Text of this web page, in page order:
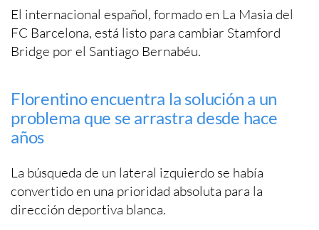
El internacional español, formado en La Masia del
FC Barcelona, está listo para cambiar Stamford
Bridge por el Santiago Bernabéu.
Florentino encuentra la solución a un
problema que se arrastra desde hace
años
La búsqueda de un lateral izquierdo se había
convertido en una prioridad absoluta para la
dirección deportiva blanca.